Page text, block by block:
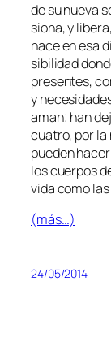
de su nue­va
sio­na, y
ha­ce en esa
si­bi­li­dad
pre­sen­tes,
y
aman; han
cua­tro, por la
pue­den
los cuer­pos
vi­da co­mo
(más…)
24/05/2014